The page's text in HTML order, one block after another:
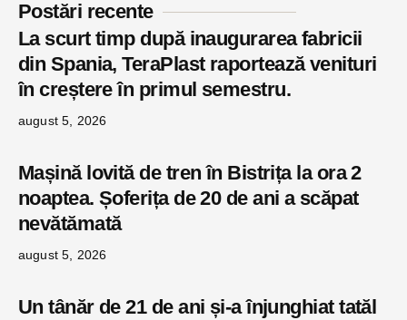
Postări recente
La scurt timp după inaugurarea fabricii
din Spania, TeraPlast raportează venituri
în creștere în primul semestru.
august 5, 2026
Mașină lovită de tren în Bistrița la ora 2
noaptea. Șoferița de 20 de ani a scăpat
nevătămată
august 5, 2026
Un tânăr de 21 de ani și-a înjunghiat tatăl